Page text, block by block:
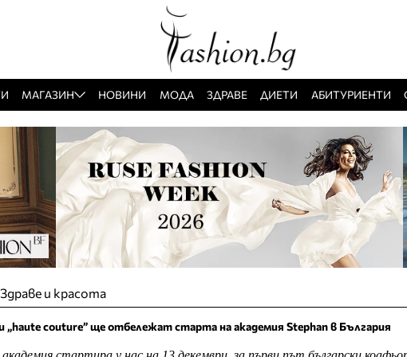
МАГАЗИН НОВИНИ МОДА ЗДРАВЕ ДИЕТИ АБИТУРИЕНТИ
Здраве и красота
„haute couture” ще отбележат старта на академия Stephan в България